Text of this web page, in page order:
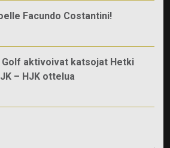
Facundo Costantini!
Golf aktivoivat katsojat Hetki
– HJK ottelua